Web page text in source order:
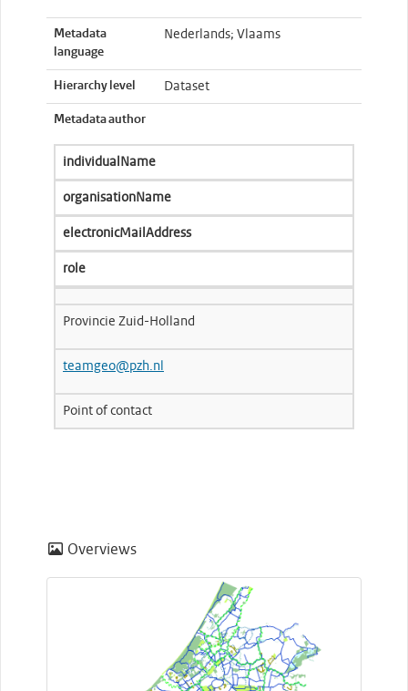
Metadata
language
Nederlands; Vlaams
Hierarchy level Dataset
Metadata author
individualName
organisationName
electronicMailAddress
role
Provincie Zuid-Holland
teamgeo@pzh.nl
Point of contact
Overviews